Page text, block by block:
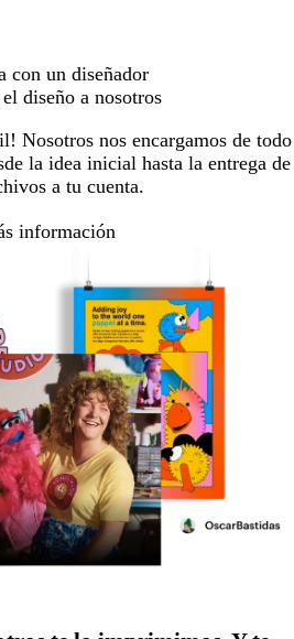
con un diseñador
diseño a nosotros
Nosotros nos encargamos de todo
la idea inicial hasta la entrega de
a tu cuenta.
información